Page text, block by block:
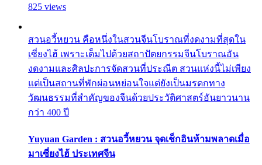
825 views
สวนอวี้หยวน คือหนึ่งในสวนจีนโบราณที่งดงามที่สุดใน
เซี่ยงไฮ้ เพราะเต็มไปด้วยสถาปัตยกรรมจีนโบราณอัน
งดงามและศิลปะการจัดสวนที่ประณีต สวนแห่งนี้ไม่เพียง
แต่เป็นสถานที่พักผ่อนหย่อนใจแต่ยังเป็นมรดกทาง
วัฒนธรรมที่สำคัญของจีนด้วยประวัติศาสตร์อันยาวนาน
กว่า 400 ปี
Yuyuan Garden : สวนอวี้หยวน จุดเช็กอินห้ามพลาดเมื่อ
มาเซี่ยงไฮ้ ประเทศจีน